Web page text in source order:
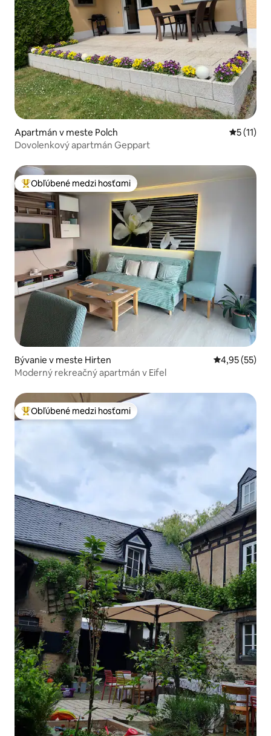
Apartmán v meste Polch
5 (11)
Dovolenkový apartmán Geppart
Najobľúbenejšie medzi hosťami
Obľúbené medzi hosťami
Bývanie v meste Hirten Priemerné
4,95 (55)
Moderný rekreačný apartmán v Eifel
Najobľúbenejšie medzi hosťami
Obľúbené medzi hosťami